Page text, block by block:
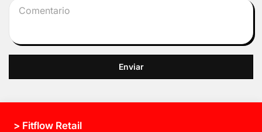
Enviar
> Fitflow Retail